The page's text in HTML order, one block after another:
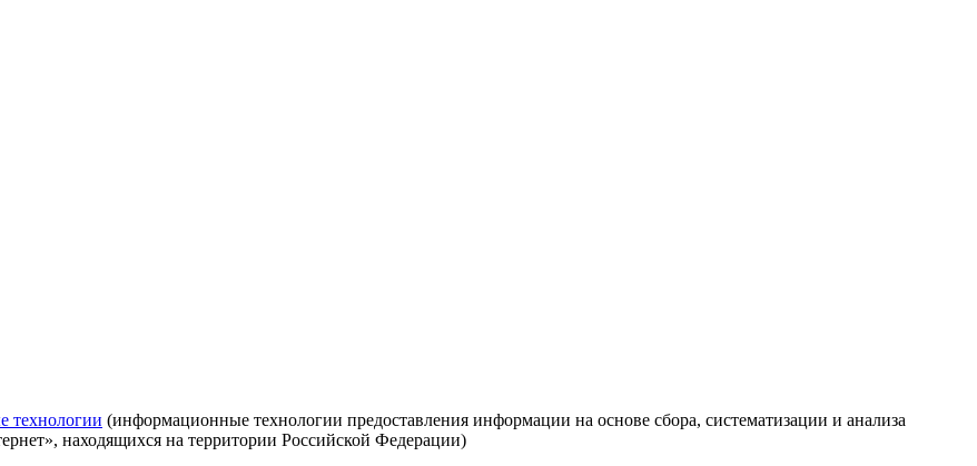
технологии (информационные технологии предоставления информации на основе сбора, систематизации и анализа
находящихся на территории Российской Федерации)